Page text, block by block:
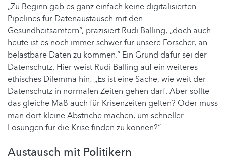
„Zu Beginn gab es ganz einfach keine digitalisierten
Pipelines für Datenaustausch mit den
Gesundheitsämtern“, präzisiert Rudi Balling, „doch auch
heute ist es noch immer schwer für unsere Forscher, an
belastbare Daten zu kommen.“ Ein Grund dafür sei der
Datenschutz. Hier weist Rudi Balling auf ein weiteres
ethisches Dilemma hin: „Es ist eine Sache, wie weit der
Datenschutz in normalen Zeiten gehen darf. Aber sollte
das gleiche Maß auch für Krisenzeiten gelten? Oder muss
man dort kleine Abstriche machen, um schneller
Lösungen für die Krise finden zu können?“
Austausch mit Politikern